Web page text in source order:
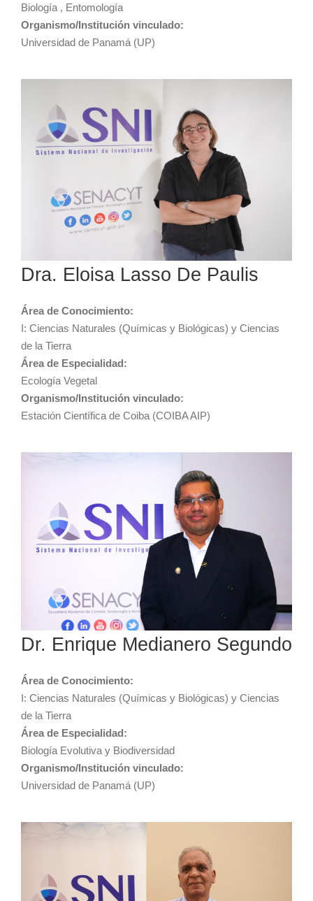
Biología , Entomología
Organismo/Institución vinculado:
Universidad de Panamá (UP)
Dra. Eloisa Lasso De Paulis
Área de Conocimiento:
I: Ciencias Naturales (Químicas y Biológicas) y Ciencias
de la Tierra
Área de Especialidad:
Ecología Vegetal
Organismo/Institución vinculado:
Estación Científica de Coiba (COIBA AIP)
Dr. Enrique Medianero Segundo
Área de Conocimiento:
I: Ciencias Naturales (Químicas y Biológicas) y Ciencias
de la Tierra
Área de Especialidad:
Biología Evolutiva y Biodiversidad
Organismo/Institución vinculado:
Universidad de Panamá (UP)